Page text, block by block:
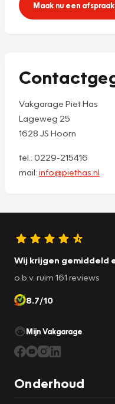
Maak nu een
Vakgarage Piet Has
Lageweg 25
1628 JS Hoorn
tel.: 0229-215416
mail: info@piethas.nl
Wij krijgen gemiddeld
o.b.v. ruim 161 reviews
8.7/10
Mijn Vakgarage
Onderhoud